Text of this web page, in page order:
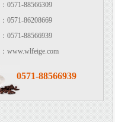
0571-88566309
0571-86208669
0571-88566939
www.wlfeige.com
0571-88566939